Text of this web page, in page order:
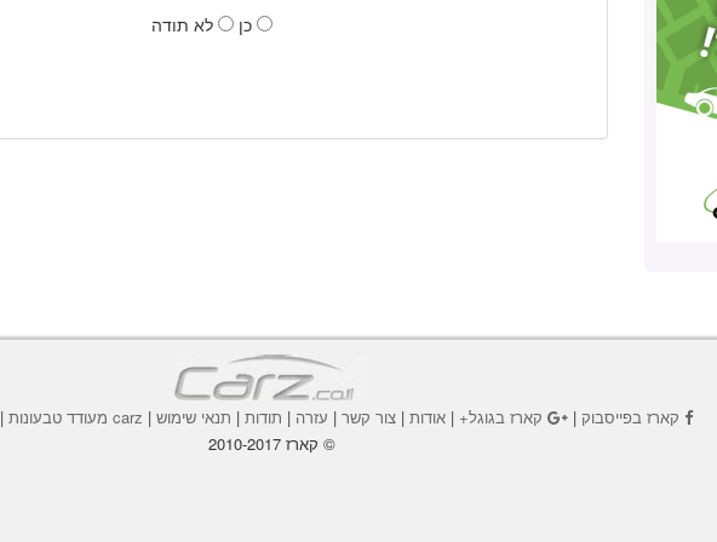
כן
לא תודה
קארז בפייסבוק | קארז בגוגל+ | אודות | צור קשר | עזרה | תודות | תנאי שימוש | carz מעודד טבעונות |
© קארז 2010-2017